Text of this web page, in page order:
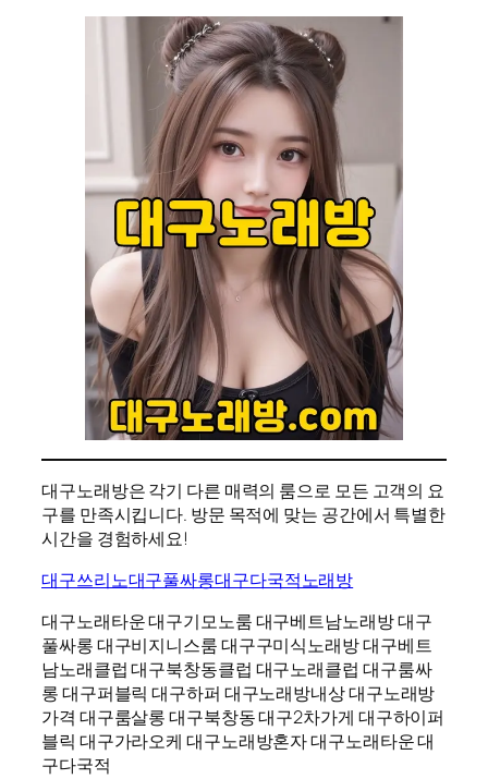
대구노래방은 각기 다른 매력의 룸으로 모든 고객의 요
구를 만족시킵니다. 방문 목적에 맞는 공간에서 특별한
시간을 경험하세요!
대구쓰리노대구풀싸롱대구다국적노래방
대구노래타운 대구기모노룸 대구베트남노래방 대구
풀싸롱 대구비지니스룸 대구구미식노래방 대구베트
남노래클럽 대구북창동클럽 대구노래클럽 대구룸싸
롱 대구퍼블릭 대구하퍼 대구노래방내상 대구노래방
가격 대구룸살롱 대구북창동 대구2차가게 대구하이퍼
블릭 대구가라오케 대구노래방혼자 대구노래타운 대
구다국적